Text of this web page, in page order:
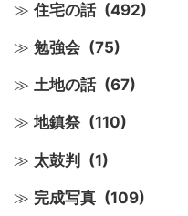
住宅の話 (492)
勉強会 (75)
土地の話 (67)
地鎮祭 (110)
太鼓判 (1)
完成写真 (109)